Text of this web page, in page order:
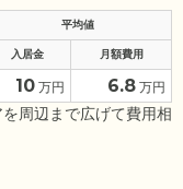
平均値
入居金 月額費用
10 万円 6.8 万円
周辺まで広げて費用相